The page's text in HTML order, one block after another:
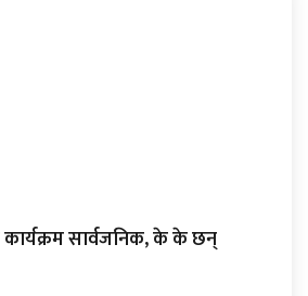
सार्वजनिक, के के छन्